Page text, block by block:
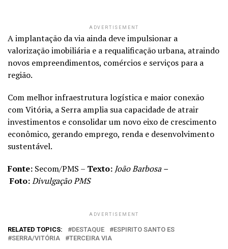
ADVERTISEMENT
A implantação da via ainda deve impulsionar a
valorização imobiliária e a requalificação urbana, atraindo
novos empreendimentos, comércios e serviços para a
região.
Com melhor infraestrutura logística e maior conexão
com Vitória, a Serra amplia sua capacidade de atrair
investimentos e consolidar um novo eixo de crescimento
econômico, gerando emprego, renda e desenvolvimento
sustentável.
Fonte: Secom/PMS – Texto: João Barbosa –
Foto:Divulgação PMS
ADVERTISEMENT
RELATED TOPICS: DESTAQUE
ESPIRITO SANTO ES
SERRA/VITÓRIA
TERCEIRA VIA